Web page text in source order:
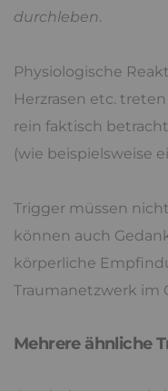
durchleben.
Physiologische
Herzrasen etc.
rein faktisch
(wie beispielsweise
Trigger müssen
können auch
körperliche
Traumanetzwerk im
Mehrere ähnliche